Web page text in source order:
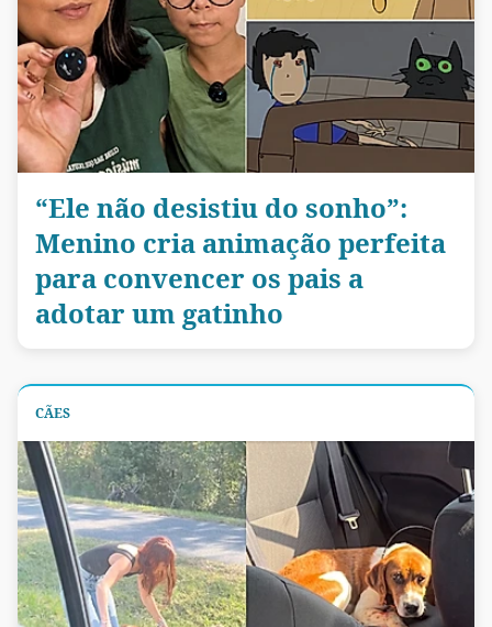
“Ele não desistiu do sonho”:
Menino cria animação perfeita
para convencer os pais a
adotar um gatinho
CÃES